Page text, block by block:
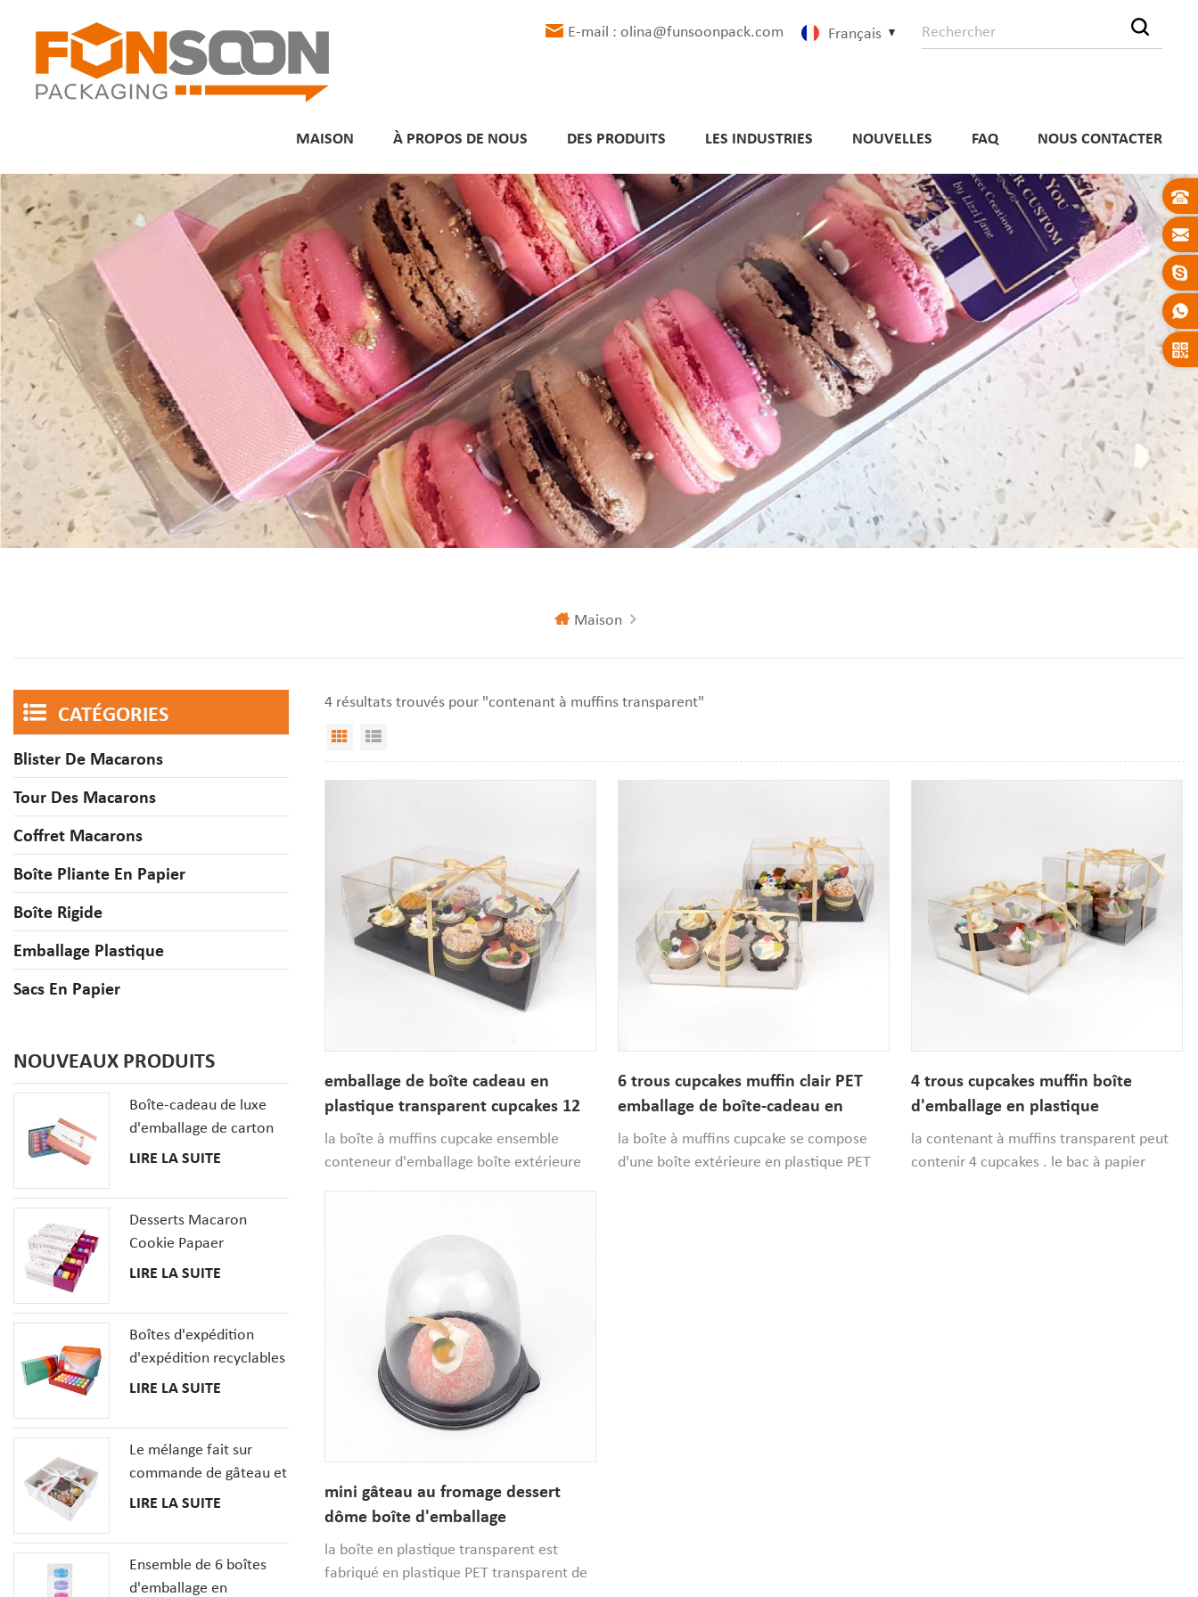
E-mail : olina@funsoonpack.com Français
MAISON À PROPOS DE NOUS DES PRODUITS LES INDUSTRIES NOUVELLES FAQ NOUS CONTACTER
Maison
4 résultats trouvés pour "contenant à muffins transparent"
Vue Grille
emballage de boîte cadeau en
plastique transparent cupcakes 12
trous personnalisé avec ruban
la boîte à muffins cupcake ensemble
conteneur d'emballage boîte extérieure
des rubans.les boîtes sont faites de deux
hauteurs différentes pour s'adapter à
différentes hauteurs cupcakes.la boîte en
tous deux des emballages pliables qui
permettent d'économiser sur stockage et
expédition.
6 trous cupcakes muffin clair PET
emballage de boîte-cadeau en
plastique
la boîte à muffins cupcake se compose
d'une boîte extérieure en plastique PET
4 trous cupcakes muffin boîte
d'emballage en plastique
transparent
la contenant à muffins transparent peut
contenir 4 cupcakes . le bac à papier
mini gâteau au fromage dessert
dôme boîte d'emballage
transparente
la boîte en plastique transparent est
fabriqué en plastique PET transparent de
CATÉGORIES
Blister De Macarons
Tour Des Macarons
Coffret Macarons
Boîte Pliante En Papier
Boîte Rigide
Emballage Plastique
Sacs En Papier
NOUVEAUX PRODUITS
Boîte-cadeau de luxe
d'emballage de carton
de biscuits de macaron
insertions
LIRE LA SUITE
Desserts Macaron
Cookie Papaer
Emballage Coffrets
LIRE LA SUITE
Boîtes d'expédition
d'expédition recyclables
pour la boîte en carton
macaron de beignet de
dessert
LIRE LA SUITE
Le mélange fait sur
commande de gâteau et
de petit gâteau de
de pâtisseries avec la
fenêtre claire
LIRE LA SUITE
Ensemble de 6 boîtes
d'emballage en